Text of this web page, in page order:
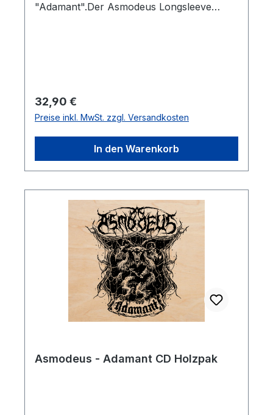
"Adamant".Der Asmodeus Longsleeve
Regulärer Preis:
32,90 €
Preise inkl. MwSt. zzgl. Versandkosten
In den Warenkorb
Asmodeus - Adamant CD Holzpak